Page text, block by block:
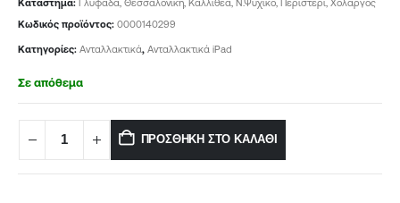
Κατάστημα: Γλυφάδα, Θεσσαλονίκη, Καλλιθέα, Ν.Ψυχικό, Περιστέρι, Χολαργός
Κωδικός προϊόντος: 0000140299
Κατηγορίες: Ανταλλακτικά, Ανταλλακτικά iPad
Σε απόθεμα
ΠΡΟΣΘΉΚΗ ΣΤΟ ΚΑΛΆΘΙ